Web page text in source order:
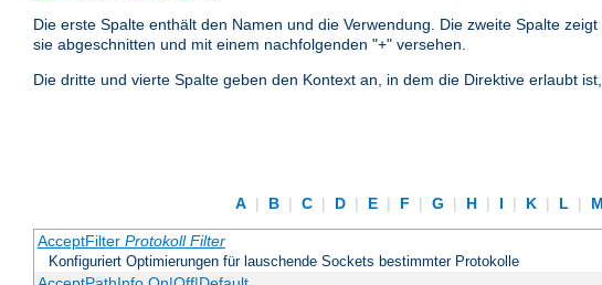
Die erste Spalte enthält den Namen und die Verwendung. Die zweite Spalte
sie abgeschnitten und mit einem nachfolgenden "+" versehen.
Die dritte und vierte Spalte geben den Kontext an, in dem die Direktive erlaubt
A | B | C | D | E | F | G | H | I | K | L | M
AcceptFilter Protokoll Filter
Konfiguriert Optimierungen für lauschende Sockets bestimmter Protokolle